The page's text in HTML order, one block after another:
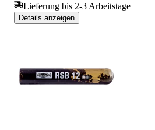
Lieferung bis 2-3 Arbeitstage
Details anzeigen